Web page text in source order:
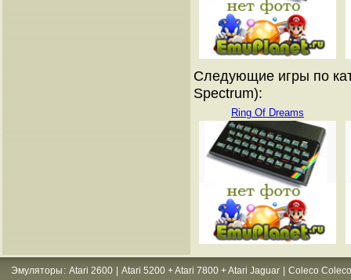
Следующие игры по
Spectrum):
Ring Of Dreams
Эмуляторы : Atari 2600 Atari 5200 + Atari 7800 + Atari Jaguar
Coleco